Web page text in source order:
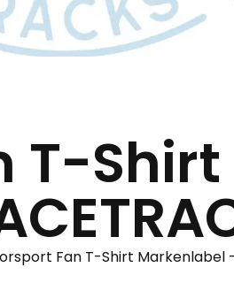
Shirt
Fan T-Shirt Markenlabel –